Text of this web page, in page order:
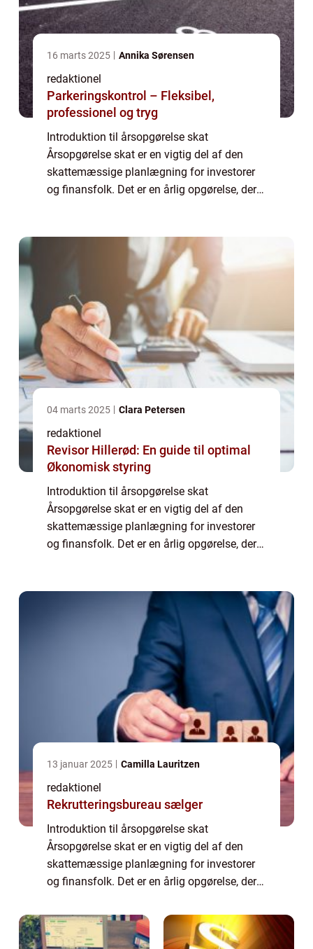
16 marts 2025 Annika Sørensen
redaktionel
Parkeringskontrol – Fleksibel,
professionel og tryg
Introduktion til årsopgørelse skat
Årsopgørelse skat er en vigtig del af den
skattemæssige planlægning for investorer
og finansfolk. Det er en årlig opgørelse, der
04 marts 2025 Clara Petersen
redaktionel
Revisor Hillerød: En guide til optimal
Økonomisk styring
Introduktion til årsopgørelse skat
Årsopgørelse skat er en vigtig del af den
skattemæssige planlægning for investorer
og finansfolk. Det er en årlig opgørelse, der
13 januar 2025 Camilla Lauritzen
redaktionel
Rekrutteringsbureau sælger
Introduktion til årsopgørelse skat
Årsopgørelse skat er en vigtig del af den
skattemæssige planlægning for investorer
og finansfolk. Det er en årlig opgørelse, der
foregående år. Den indeholder information...